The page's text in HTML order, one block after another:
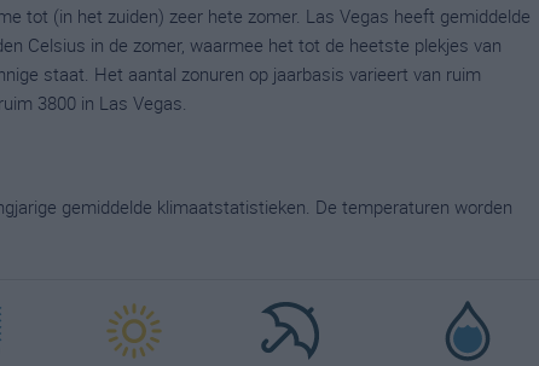
tot (in het zuiden) zeer hete zomer. Las Vegas heeft gemiddelde
Celsius in de zomer, waarmee het tot de heetste plekjes van
staat. Het aantal zonuren op jaarbasis varieert van ruim
3800 in Las Vegas.
gemiddelde klimaatstatistieken. De temperaturen worden